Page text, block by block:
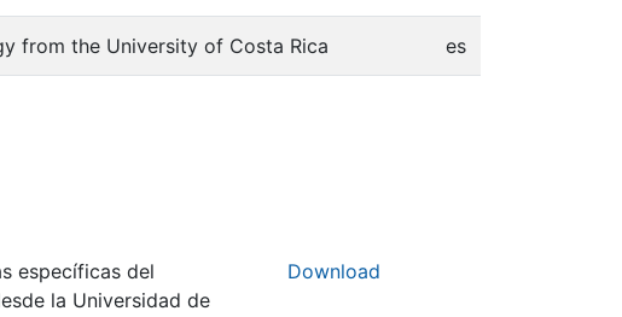
from the University of Costa Rica es
específicas del
la Universidad de
Download